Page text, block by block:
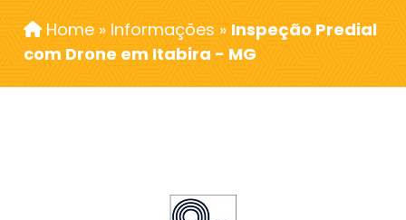
Home » Informações » Inspeção Predial
com Drone em Itabira - MG